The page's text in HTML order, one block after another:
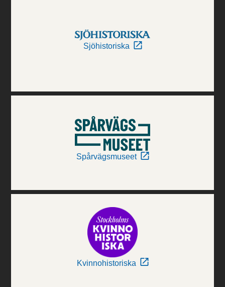
Sjöhistoriska
Spårvägsmuseet
Kvinnohistoriska